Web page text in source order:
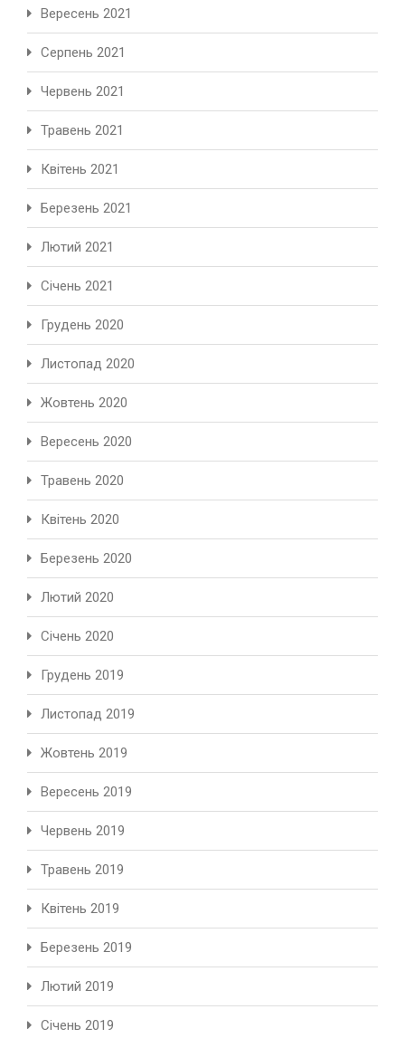
Вересень 2021
Серпень 2021
Червень 2021
Травень 2021
Квітень 2021
Березень 2021
Лютий 2021
Січень 2021
Грудень 2020
Листопад 2020
Жовтень 2020
Вересень 2020
Травень 2020
Квітень 2020
Березень 2020
Лютий 2020
Січень 2020
Грудень 2019
Листопад 2019
Жовтень 2019
Вересень 2019
Червень 2019
Травень 2019
Квітень 2019
Березень 2019
Лютий 2019
Січень 2019